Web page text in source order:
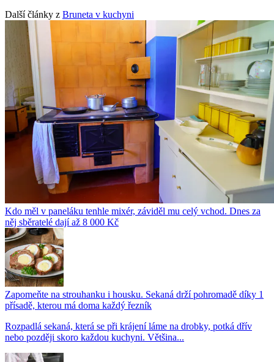
Další články z Bruneta v kuchyni
Kdo měl v paneláku tenhle mixér, záviděl mu celý vchod. Dnes za
něj sběratelé dají až 8 000 Kč
Zapomeňte na strouhanku i housku. Sekaná drží pohromadě díky 1
přísadě, kterou má doma každý řezník
Rozpadlá sekaná, která se při krájení láme na drobky, potká dřív
nebo později skoro každou kuchyni. Většina...